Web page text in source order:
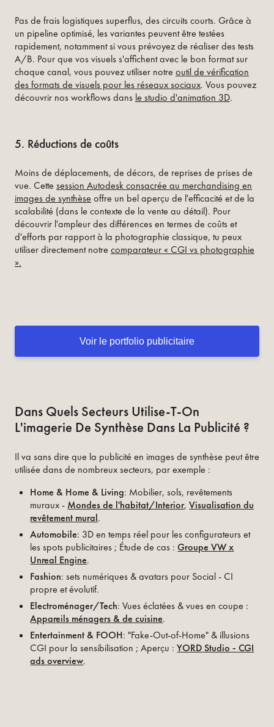
Pas de frais logistiques superflus, des circuits courts. Grâce à
un pipeline optimisé, les variantes peuvent être testées
rapidement, notamment si vous prévoyez de réaliser des tests
A/B. Pour que vos visuels s'affichent avec le bon format sur
chaque canal, vous pouvez utiliser notre outil de vérification
des formats de visuels pour les réseaux sociaux. Vous pouvez
découvrir nos workflows dans le studio d'animation 3D.
5. Réductions de coûts
Moins de déplacements, de décors, de reprises de prises de
vue. Cette session Autodesk consacrée au merchandising en
images de synthèse offre un bel aperçu de l'efficacité et de la
scalabilité (dans le contexte de la vente au détail). Pour
découvrir l'ampleur des différences en termes de coûts et
d'efforts par rapport à la photographie classique, tu peux
utiliser directement notre comparateur « CGI vs photographie
».
Voir le portfolio publicitaire
Dans Quels Secteurs Utilise-T-On
L'imagerie De Synthèse Dans La Publicité ?
Il va sans dire que la publicité en images de synthèse peut être
utilisée dans de nombreux secteurs, par exemple :
Home & Home & Living: Mobilier, sols, revêtements
muraux - Mondes de l'habitat/Interior,Visualisation du
revêtement mural.
Automobile: 3D en temps réel pour les configurateurs et
les spots publicitaires ; Étude de cas :Groupe VW x
Unreal Engine.
Fashion: sets numériques & avatars pour Social - CI
propre et évolutif.
Electroménager/Tech: Vues éclatées & vues en coupe :
Appareils ménagers & de cuisine.
Entertainment & FOOH: "Fake-Out-of-Home" & illusions
CGI pour la sensibilisation ; Aperçu :YORD Studio - CGI
ads overview.